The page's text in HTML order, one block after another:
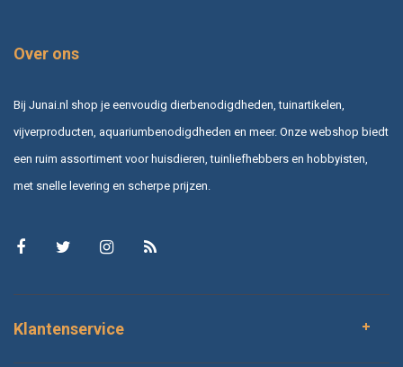
Over ons
Bij Junai.nl shop je eenvoudig dierbenodigdheden, tuinartikelen,
vijverproducten, aquariumbenodigdheden en meer. Onze webshop biedt
een ruim assortiment voor huisdieren, tuinliefhebbers en hobbyisten,
met snelle levering en scherpe prijzen.
Klantenservice